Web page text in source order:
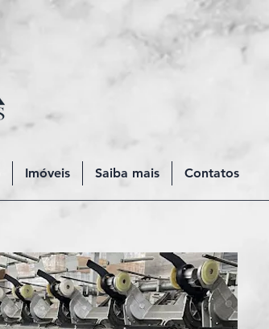
Imóveis Saiba mais Contatos